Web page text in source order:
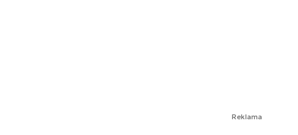
Reklama